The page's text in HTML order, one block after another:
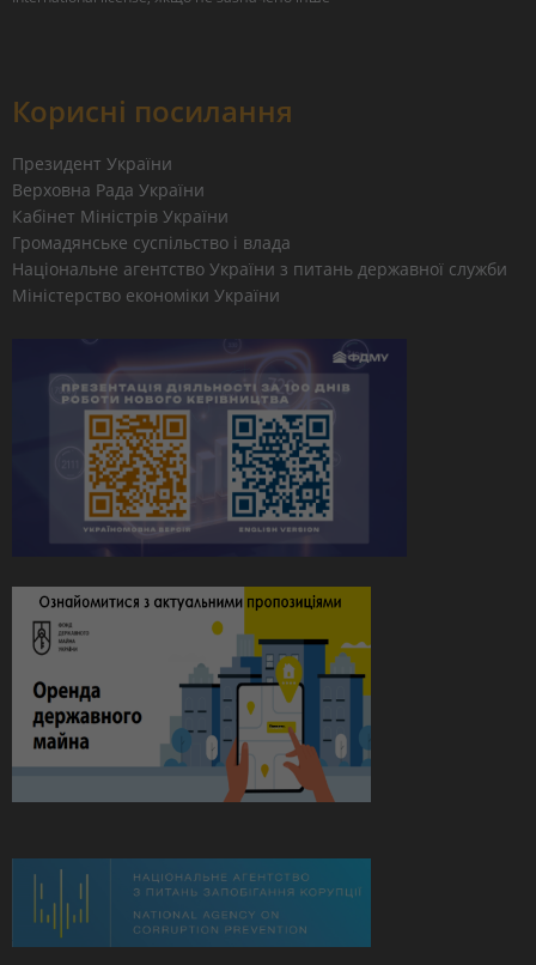
Корисні посилання
Президент України
Верховна Рада України
Кабінет Міністрів України
Громадянське суспільство і влада
Національне агентство України з питань державної служби
Міністерство економіки України